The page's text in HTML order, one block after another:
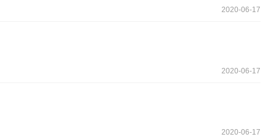
2020-06-17
2020-06-17
2020-06-17